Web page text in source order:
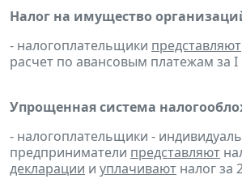
Налог на имущество
- налогоплательщики представляют
расчет по авансовым платежам за I
Упрощенная система
- налогоплательщики -
предприниматели представляют
декларации и уплачивают налог за